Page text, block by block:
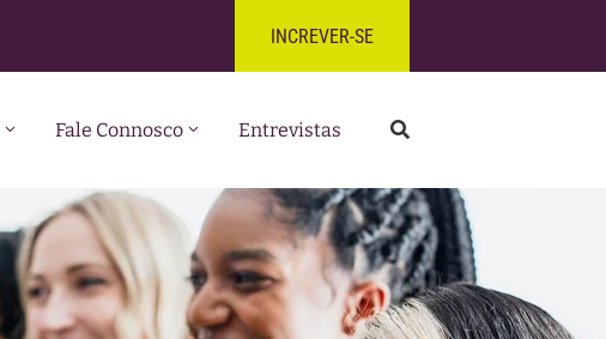
INCREVER-SE
Fale Connosco Entrevistas